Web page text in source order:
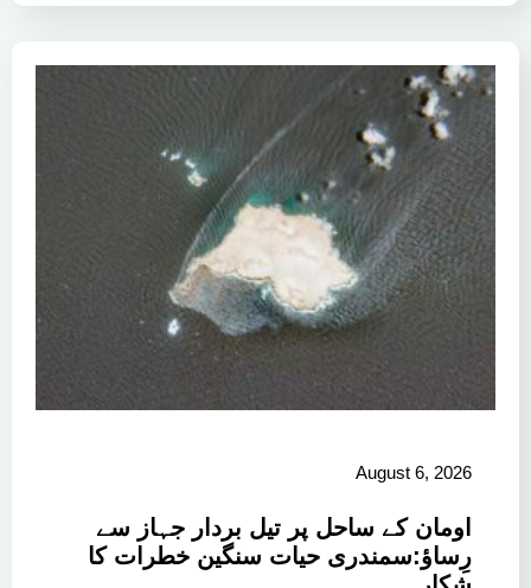
August 6, 2026
اومان کے ساحل پر تیل بردار جہاز سے
رِساؤ:سمندری حیات سنگین خطرات کا